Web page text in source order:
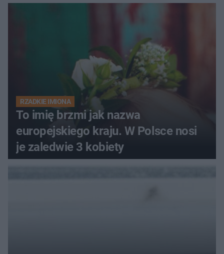
RZADKIE IMIONA
To imię brzmi jak nazwa
europejskiego kraju. W Polsce nosi
je zaledwie 3 kobiety